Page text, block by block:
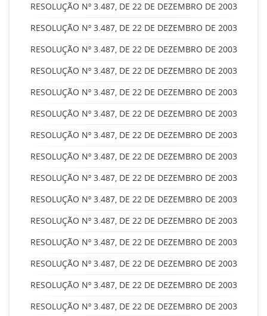
RESOLUÇÃO Nº 3.487, DE 22 DE DEZEMBRO DE 2003
RESOLUÇÃO Nº 3.487, DE 22 DE DEZEMBRO DE 2003
RESOLUÇÃO Nº 3.487, DE 22 DE DEZEMBRO DE 2003
RESOLUÇÃO Nº 3.487, DE 22 DE DEZEMBRO DE 2003
RESOLUÇÃO Nº 3.487, DE 22 DE DEZEMBRO DE 2003
RESOLUÇÃO Nº 3.487, DE 22 DE DEZEMBRO DE 2003
RESOLUÇÃO Nº 3.487, DE 22 DE DEZEMBRO DE 2003
RESOLUÇÃO Nº 3.487, DE 22 DE DEZEMBRO DE 2003
RESOLUÇÃO Nº 3.487, DE 22 DE DEZEMBRO DE 2003
RESOLUÇÃO Nº 3.487, DE 22 DE DEZEMBRO DE 2003
RESOLUÇÃO Nº 3.487, DE 22 DE DEZEMBRO DE 2003
RESOLUÇÃO Nº 3.487, DE 22 DE DEZEMBRO DE 2003
RESOLUÇÃO Nº 3.487, DE 22 DE DEZEMBRO DE 2003
RESOLUÇÃO Nº 3.487, DE 22 DE DEZEMBRO DE 2003
RESOLUÇÃO Nº 3.487, DE 22 DE DEZEMBRO DE 2003